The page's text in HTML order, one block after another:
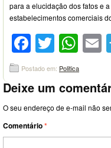
para a elucidação dos fatos e
estabelecimentos comerciais
Twitter
Postado em: Politica
Deixe um
O seu endereço de e-mail não
Comentário*